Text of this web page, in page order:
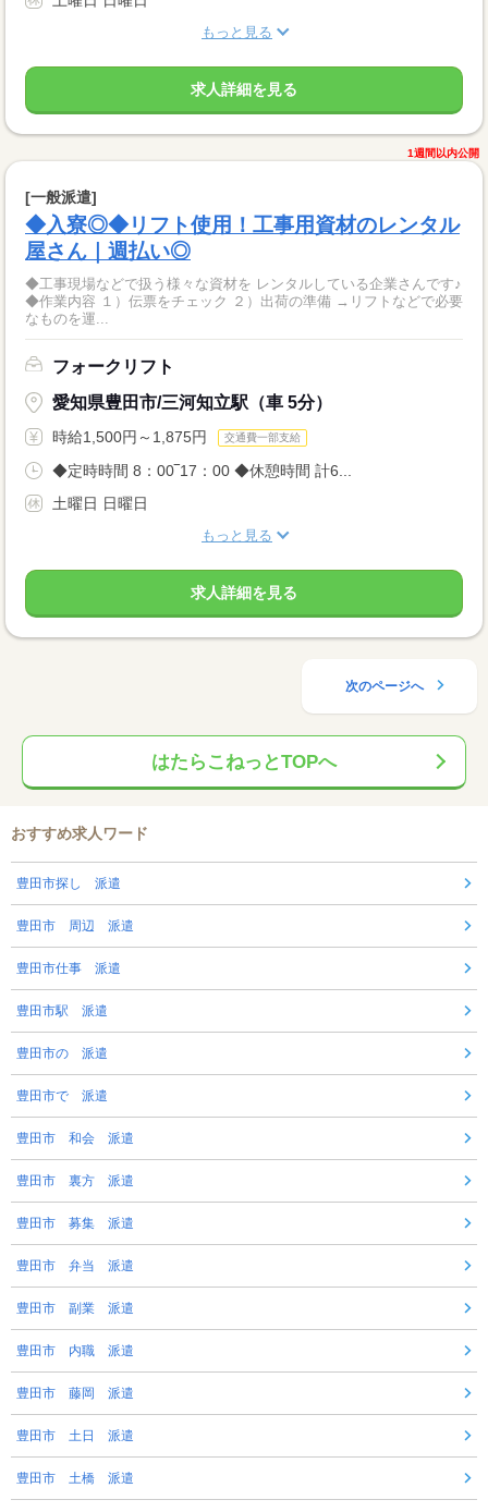
もっと見る
求人詳細を見る
1週間以内公開
[一般派遣]
◆入寮◎◆リフト使用！工事用資材のレンタル
屋さん｜週払い◎
◆工事現場などで扱う様々な資材を レンタルしている企業さんです♪
◆作業内容 １）伝票をチェック ２）出荷の準備 →リフトなどで必要
なものを運...
フォークリフト
愛知県豊田市/三河知立駅（車 5分）
時給1,500円～1,875円 交通費一部支給
◆定時時間 8：00‾17：00 ◆休憩時間 計6...
土曜日 日曜日
もっと見る
求人詳細を見る
次のページへ
はたらこねっとTOPへ
おすすめ求人ワード
豊田市探し 派遣
豊田市 周辺 派遣
豊田市仕事 派遣
豊田市駅 派遣
豊田市の 派遣
豊田市で 派遣
豊田市 和会 派遣
豊田市 裏方 派遣
豊田市 募集 派遣
豊田市 弁当 派遣
豊田市 副業 派遣
豊田市 内職 派遣
豊田市 藤岡 派遣
豊田市 土日 派遣
豊田市 土橋 派遣